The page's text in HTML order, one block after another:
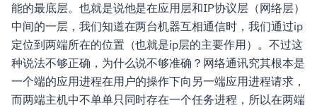
能的最底层。也就是说他是在应用层和IP协议层（网络层）
中间的一层，我们知道在两台机器互相通信时，我们通过ip
定位到两端所在的位置（也就是ip层的主要作用）。不过这
种说法不够正确，为什么说不够准确？网络通讯究其根本是
一个端的应用进程在用户的操作下向另一端应用进程请求，
而两端主机中不单单只同时存在一个任务进程，所以在两端